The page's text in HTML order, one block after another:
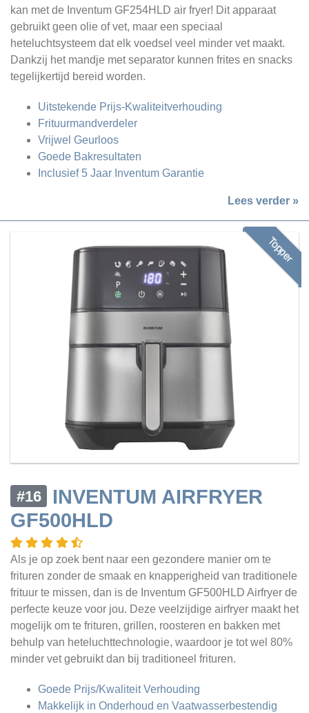
kan met de Inventum GF254HLD air fryer! Dit apparaat
gebruikt geen olie of vet, maar een speciaal
heteluchtsysteem dat elk voedsel veel minder vet maakt.
Dankzij het mandje met separator kunnen frites en snacks
tegelijkertijd bereid worden.
Uitstekende Prijs-Kwaliteitverhouding
Frituurmandverdeler
Vrijwel Geurloos
Goede Bakresultaten
Inclusief 5 Jaar Inventum Garantie
Lees verder »
Topper
#16
INVENTUM AIRFRYER
GF500HLD
Als je op zoek bent naar een gezondere manier om te
frituren zonder de smaak en knapperigheid van traditionele
frituur te missen, dan is de Inventum GF500HLD Airfryer de
perfecte keuze voor jou. Deze veelzijdige airfryer maakt het
mogelijk om te frituren, grillen, roosteren en bakken met
behulp van heteluchttechnologie, waardoor je tot wel 80%
minder vet gebruikt dan bij traditioneel frituren.
Goede Prijs/Kwaliteit Verhouding
Makkelijk in Onderhoud en Vaatwasserbestendig